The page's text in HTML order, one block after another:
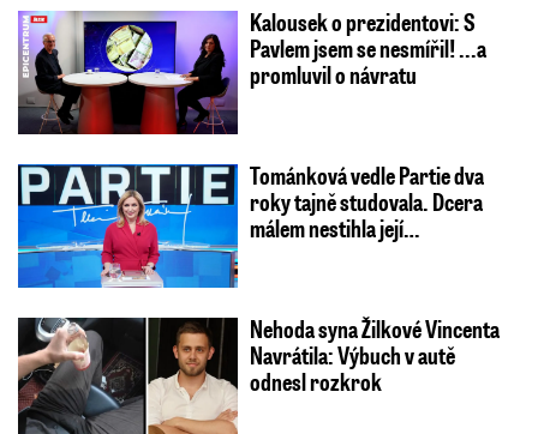
Kalousek o prezidentovi: S
Pavlem jsem se nesmířil! ...a
promluvil o návratu
Tománková vedle Partie dva
roky tajně studovala. Dcera
málem nestihla její…
Nehoda syna Žilkové Vincenta
Navrátila: Výbuch v autě
odnesl rozkrok